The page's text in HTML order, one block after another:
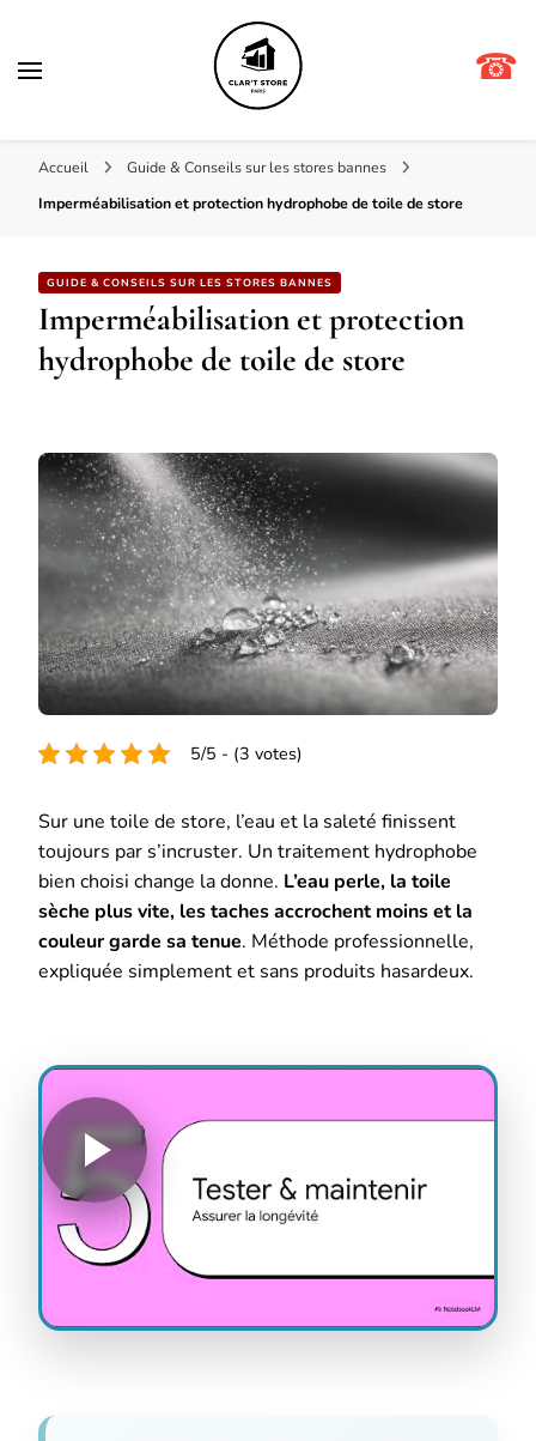
☎
Accueil
Guide & Conseils sur les stores bannes
Imperméabilisation et protection hydrophobe de toile de store
GUIDE & CONSEILS SUR LES STORES BANNES
Imperméabilisation et protection
hydrophobe de toile de store
5/5 - (3 votes)
Sur une toile de store, l’eau et la saleté finissent
toujours par s’incruster. Un traitement hydrophobe
bien choisi change la donne. L’eau perle, la toile
sèche plus vite, les taches accrochent moins et la
couleur garde sa tenue. Méthode professionnelle,
expliquée simplement et sans produits hasardeux.